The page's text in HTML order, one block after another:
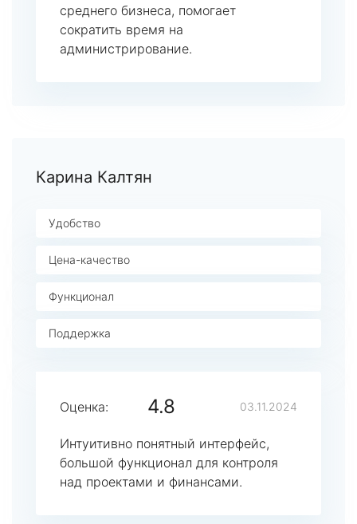
среднего бизнеса, помогает
сократить время на
администрирование.
Карина Калтян
Удобство
Цена-качество
Функционал
Поддержка
Оценка: 4.8 03.11.2024
Интуитивно понятный интерфейс,
большой функционал для контроля
над проектами и финансами.